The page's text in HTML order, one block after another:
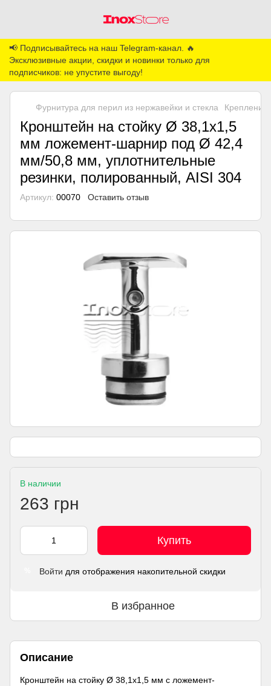
📢 Подписывайтесь на наш Telegram-канал. 🔥
Эксклюзивные акции, скидки и новинки только для
подписчиков: не упустите выгоду!
Фурнитура для перил из нержавейки и стекла Крепление
Кронштейн на стойку Ø 38,1х1,5
мм ложемент-шарнир под Ø 42,4
мм/50,8 мм, уплотнительные
резинки, полированный, AISI 304
Артикул: 00070 Оставить отзыв
В наличии
263 грн
Купить
Войти для отображения накопительной скидки
В избранное
Описание
Кронштейн на стойку Ø 38,1х1,5 мм с ложемент-